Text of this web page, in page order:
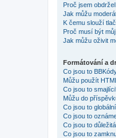
Proč jsem
Jak můžu
K čemu slouží
Proč musí být
Jak můžu oživit
Formátování a
Co jsou to
Můžu použít
Co jsou to
Můžu do
Co jsou to
Co jsou to
Co jsou to
Co jsou to